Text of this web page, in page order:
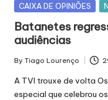
Posted
CAIXA DE OPINIÕES
Batanetes
audiências
Posted
by
By Tiago Lourenço
A TVI trouxe de volta
especial que celebrou os